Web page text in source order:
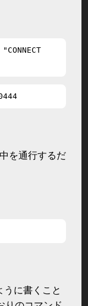
を通行するだ
うに書くこと